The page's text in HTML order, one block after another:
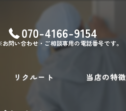
070-4166-9154
問い合わせ・ご相談専用の電話番号です。
リクルート 当店の特徴